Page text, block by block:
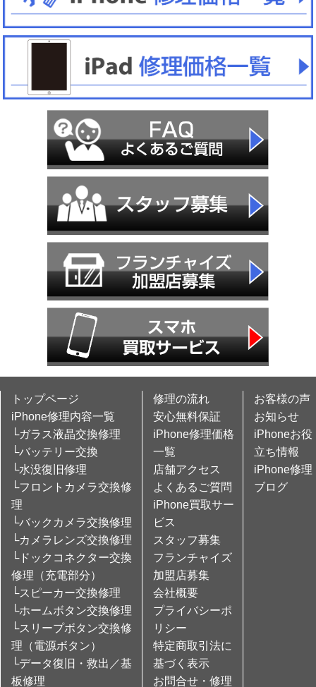
トップページ
iPhone修理内容一覧
└ガラス液晶交換修理
└バッテリー交換
└水没復旧修理
└フロントカメラ交換修
理
└バックカメラ交換修理
└カメラレンズ交換修理
└ドックコネクター交換
修理（充電部分）
└スピーカー交換修理
└ホームボタン交換修理
└スリープボタン交換修
理（電源ボタン）
└データ復旧・救出／基
板修理
修理の流れ
安心無料保証
iPhone修理価格
一覧
店舗アクセス
よくあるご質問
iPhone買取サー
ビス
スタッフ募集
フランチャイズ
加盟店募集
会社概要
プライバシーポ
リシー
特定商取引法に
基づく表示
お問合せ・修理
お客様の声
お知らせ
iPhoneお役
立ち情報
iPhone修理
ブログ